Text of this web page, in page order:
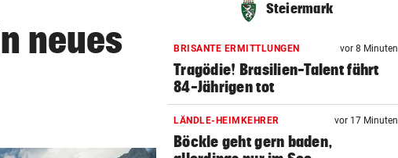
neues
Steiermark
BRISANTE ERMITTLUNGEN vor 8 Minuten
Tragödie! Brasilien-Talent fährt
84-Jährigen tot
LÄNDLE-HEIMKEHRER vor 17 Minuten
Böckle geht gern baden,